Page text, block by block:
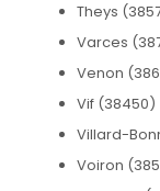
Theys
Varces
Venon
Vif (38450)
Villard-
Voiron